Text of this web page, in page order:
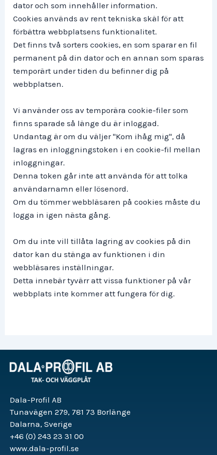
dator och som innehåller information.
Cookies används av rent tekniska skäl för att
förbättra webbplatsens funktionalitet.
Det finns två sorters cookies, en som sparar en fil
permanent på din dator och en annan som sparas
temporärt under tiden du befinner dig på
webbplatsen.
Vi använder oss av temporära cookie-filer som
finns sparade så länge du är inloggad.
Undantag är om du väljer "Kom ihåg mig", då
lagras en inloggningstoken i en cookie-fil mellan
inloggningar.
Denna token går inte att använda för att tolka
användarnamn eller lösenord.
Om du tömmer webbläsaren på cookies måste du
logga in igen nästa gång.
Om du inte vill tillåta lagring av cookies på din
dator kan du stänga av funktionen i din
webbläsares inställningar.
Detta innebär tyvärr att vissa funktioner på vår
webbplats inte kommer att fungera för dig.
Dala-Profil AB
Tunavägen 279, 781 73 Borlänge
Dalarna, Sverige
+46 (0) 243 23 31 00
www.dala-profil.se